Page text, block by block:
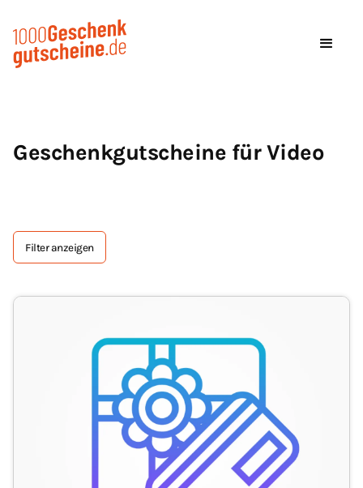
Geschenkgutscheine für Video
Filter anzeigen